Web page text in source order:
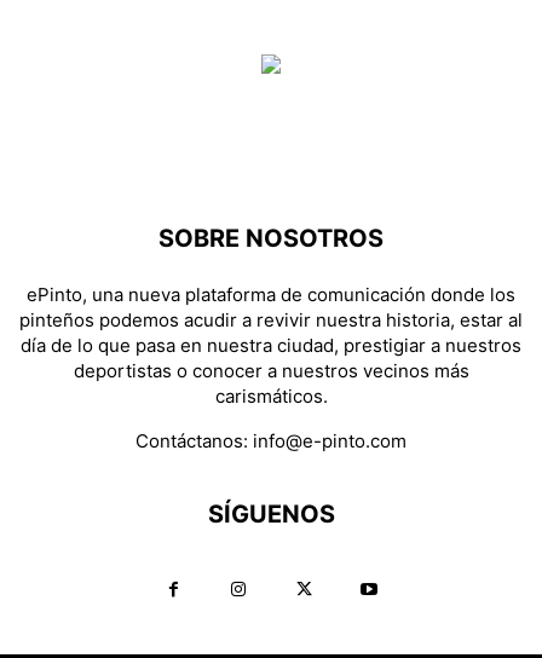
SOBRE NOSOTROS
ePinto, una nueva plataforma de comunicación donde los
pinteños podemos acudir a revivir nuestra historia, estar al
día de lo que pasa en nuestra ciudad, prestigiar a nuestros
deportistas o conocer a nuestros vecinos más
carismáticos.
Contáctanos: info@e-pinto.com
SÍGUENOS